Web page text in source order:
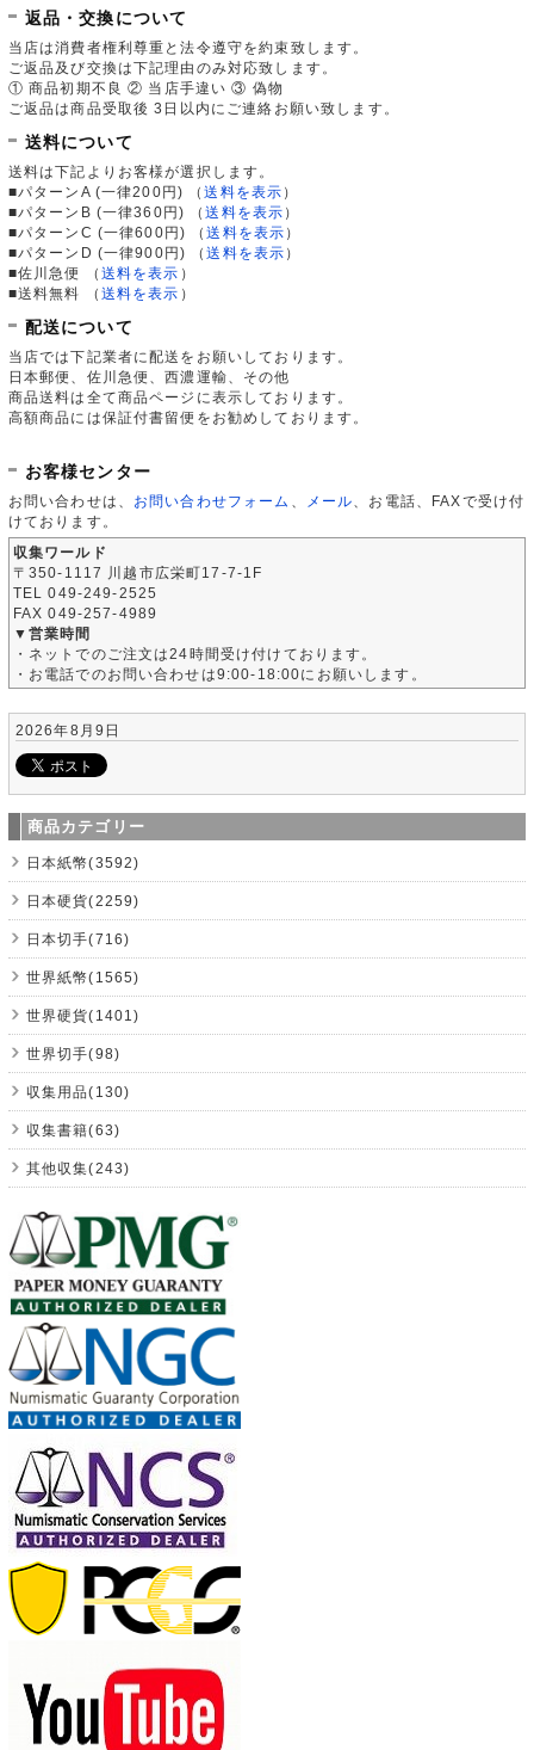
返品・交換について
当店は消費者権利尊重と法令遵守を約束致します。
ご返品及び交換は下記理由のみ対応致します。
① 商品初期不良 ② 当店手違い ③ 偽物
ご返品は商品受取後 3日以内にご連絡お願い致します。
送料について
送料は下記よりお客様が選択します。
■パターンA (一律200円)
（送料を表示 ）
■パターンB (一律360円)
（送料を表示 ）
■パターンC (一律600円)
（送料を表示 ）
■パターンD (一律900円)
（送料を表示 ）
■佐川急便
（ 送料を表示 ）
■送料無料
（ 送料を表示 ）
配送について
当店では下記業者に配送をお願いしております。
日本郵便、佐川急便、西濃運輸、その他
商品送料は全て商品ページに表示しております。
高額商品には保証付書留便をお勧めしております。
お客様センター
お問い合わせは、 お問い合わせフォーム メール 、お電話、FAXで受け付
けております。
収集ワールド
〒350-1117 川越市広栄町17-7-1F
TEL 049-249-2525
FAX 049-257-4989
▼営業時間
・ネットでのご注文は24時間受け付けております。
・お電話でのお問い合わせは9:00-18:00にお願いします。
2026年8月9日
商品カテゴリー
日本紙幣(3592)
日本硬貨(2259)
日本切手(716)
世界紙幣(1565)
世界硬貨(1401)
世界切手(98)
収集用品(130)
収集書籍(63)
其他収集(243)